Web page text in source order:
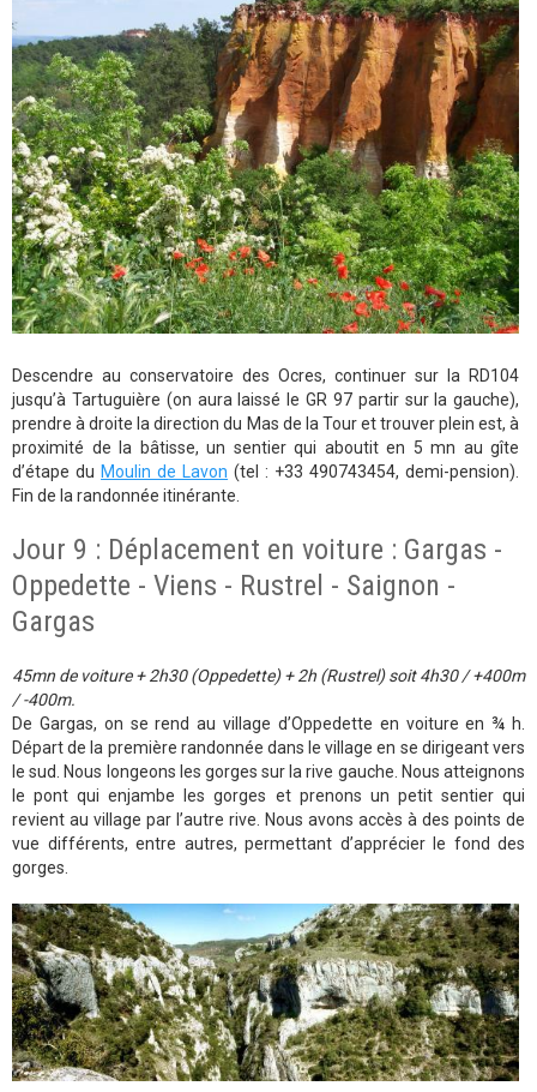
Descendre au conservatoire des Ocres, continuer sur la RD104
jusqu’à Tartuguière (on aura laissé le GR 97 partir sur la gauche),
prendre à droite la direction du Mas de la Tour et trouver plein est, à
proximité de la bâtisse, un sentier qui aboutit en 5 mn au gîte
d’étape du Moulin de Lavon (tel : +33 490743454, demi-pension).
Fin de la randonnée itinérante.
Jour 9 : Déplacement en voiture : Gargas -
Oppedette - Viens - Rustrel - Saignon -
Gargas
45mn de voiture + 2h30 (Oppedette) + 2h (Rustrel) soit 4h30 / +400m
/ -400m.
De Gargas, on se rend au village d’Oppedette en voiture en ¾ h.
Départ de la première randonnée dans le village en se dirigeant vers
le sud. Nous longeons les gorges sur la rive gauche. Nous atteignons
le pont qui enjambe les gorges et prenons un petit sentier qui
revient au village par l’autre rive. Nous avons accès à des points de
vue différents, entre autres, permettant d’apprécier le fond des
gorges.